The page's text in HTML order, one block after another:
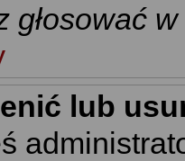
głosować
lub